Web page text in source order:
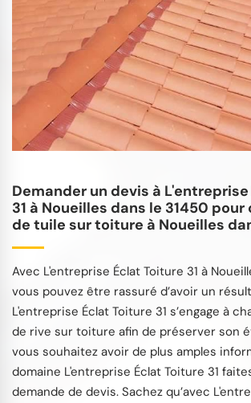
Demander un devis à
31 à Noueilles dans le 31450
de tuile sur toiture à Noueilles
Avec L'entreprise Éclat Toiture 31 à
vous pouvez être rassuré d’avoir un
L'entreprise Éclat Toiture 31 s’engage à
de rive sur toiture afin de préserver son
vous souhaitez avoir de plus amples
domaine L'entreprise Éclat Toiture 31
demande de devis. Sachez qu’avec